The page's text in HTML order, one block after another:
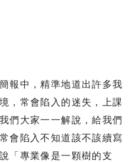
報中，精準地道出許多我
，常會陷入的迷失，上課
們大家一一解說，給我們
會陷入不知道該不該續寫
「專業像是一顆樹的支